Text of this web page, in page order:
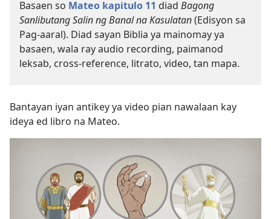
Basaen so Mateo kapitulo 11 diad Bagong
Sanlibutang Salin ng Banal na Kasulatan(Edisyon sa
Pag-aaral). Diad sayan Biblia ya mainomay ya
basaen, wala ray audio recording, paimanod
leksab, cross-reference, litrato, video, tan mapa.
Bantayan iyan antikey ya video pian nawalaan kay
ideya ed libro na Mateo.